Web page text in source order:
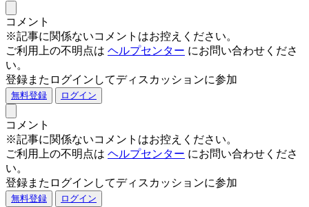
コメント
※記事に関係ないコメントはお控えください。
ご利用上の不明点は ヘルプセンター にお問い合わせくださ
い。
登録またログインしてディスカッションに参加
無料登録 ログイン
コメント
※記事に関係ないコメントはお控えください。
ご利用上の不明点は ヘルプセンター にお問い合わせくださ
い。
登録またログインしてディスカッションに参加
無料登録 ログイン